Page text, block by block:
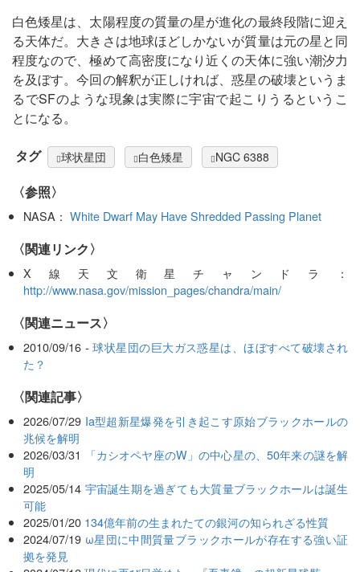
白色矮星は、太陽程度の質量の星が進化の最終段階に迎え
る天体だ。大きさは地球ほどしかないが質量は元の星と同
程度なので、極めて高密度になり近くの天体に強い潮汐力
を及ぼす。今回の解釈が正しければ、惑星の破壊というま
るでSFのような現象は実際に宇宙で起こりうるというこ
とになる。
タグ 球状星団 白色矮星 NGC 6388
〈参照〉
NASA：White Dwarf May Have Shredded Passing Planet
〈関連リンク〉
X線天文衛星チャンドラ：
http://www.nasa.gov/mission_pages/chandra/main/
〈関連ニュース〉
2010/09/16 -球状星団の巨大ガス惑星は、ほぼすべて破壊され
た？
関連記事
2026/07/29 Ia型超新星爆発を引き起こす原始ブラックホールの
兆候を解明
2026/03/31
「カシオペヤ座のW」の中心星の、50年来の謎を解
明
2025/05/14 宇宙誕生期を過ぎても大質量ブラックホールは誕生
可能
2025/01/20 134億年前の生まれたての銀河の知られざる性質
2024/07/19 ω星団に中間質量ブラックホールが存在する強い証
拠を発見